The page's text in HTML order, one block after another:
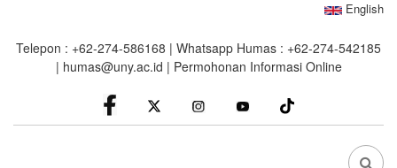
main
English
Telepon : +62-274-586168 | Whatsapp Humas : +62-274-542185
| humas@uny.ac.id | Permohonan Informasi Online
facebook
Instagram youtube